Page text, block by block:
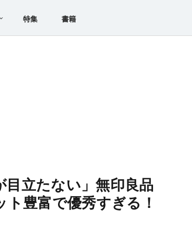
特集 書籍
目立たない」無印良品
豊富で優秀すぎる！